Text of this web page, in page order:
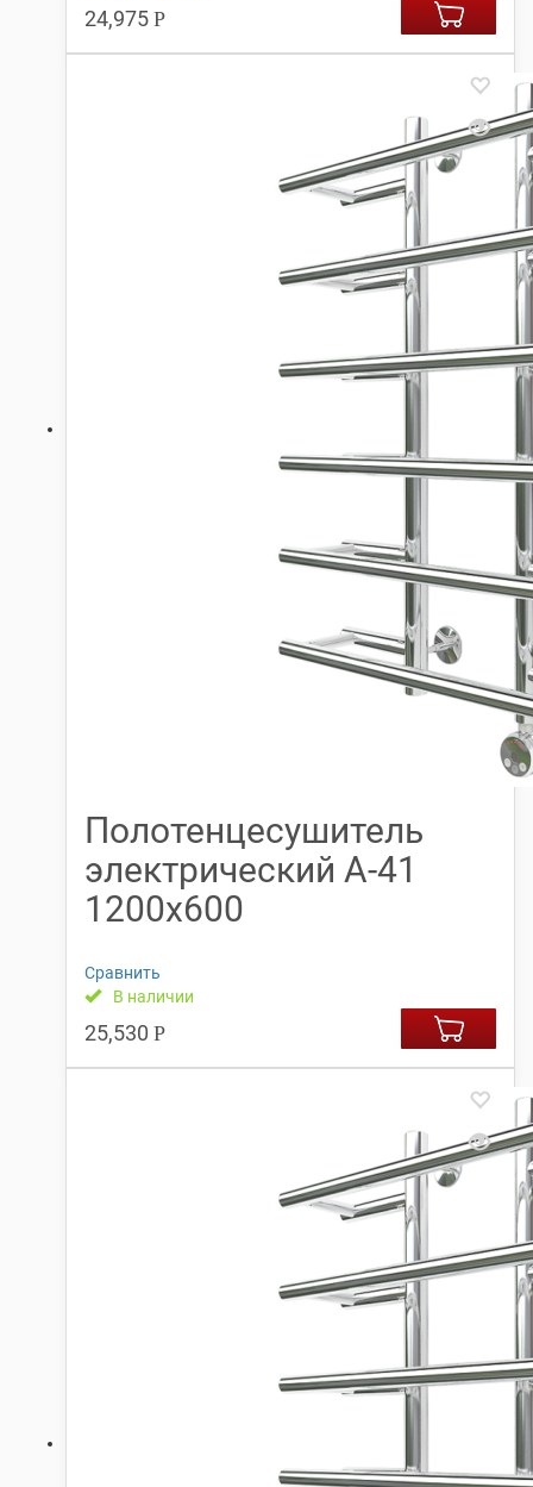
24,975 Р
Полотенцесушитель
электрический А-41
1200х600
Сравнить
В наличии
25,530 Р